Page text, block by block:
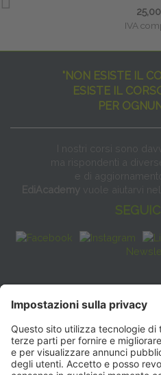
IVA
"NON ESISTE IL
ESISTE IL
PER
I nostri corsi sono
ma rispondenti a
e di
EdiAcademy vuole aiutarvi
FAQ
Sede operativa: V.le E.